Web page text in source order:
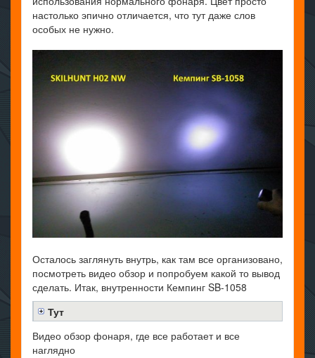
настолько эпично отличается, что тут даже слов
особых не нужно.
Осталось заглянуть внутрь, как там все организовано,
посмотреть видео обзор и попробуем какой то вывод
сделать. Итак, внутренности Кемпинг SB-1058
Тут
Видео обзор фонаря, где все работает и все
наглядно